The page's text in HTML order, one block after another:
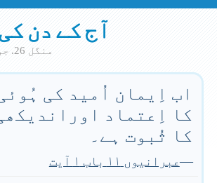
آج کے دن
منگل 26. جولاي 2022
اب اِیمان اُمید کی
کا اِعتماد
کا ثُبوت ہے۔
—عبرانیوں ۱۱ باب ۱ آیت